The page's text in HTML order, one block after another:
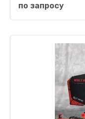
AC помимо
высокой
по запросу